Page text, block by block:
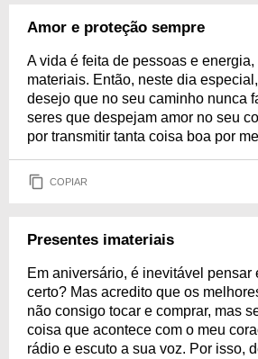
Amor e proteção sempre
A vida é feita de pessoas e
materiais. Então, neste dia
desejo que no seu caminho nunca
seres que despejam amor no seu
por transmitir tanta coisa boa por
COPIAR
Presentes imateriais
Em aniversário, é inevitável pensar
certo? Mas acredito que os
não consigo tocar e comprar, mas
coisa que acontece com o meu
rádio e escuto a sua voz. Por isso,